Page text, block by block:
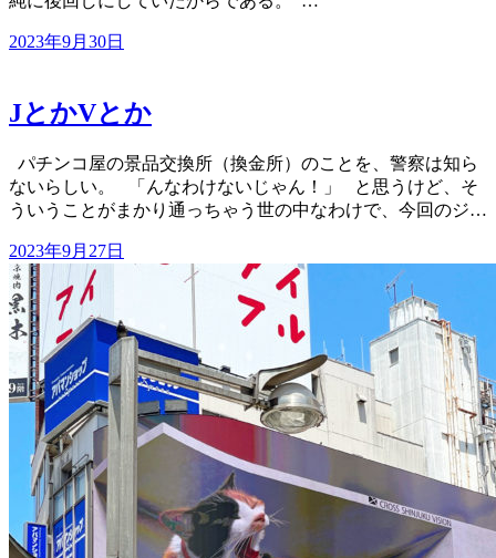
2023年9月30日
JとかVとか
パチンコ屋の景品交換所（換金所）のことを、警察は知ら
ないらしい。 「んなわけないじゃん！」 と思うけど、そ
ういうことがまかり通っちゃう世の中なわけで、今回のジ…
2023年9月27日